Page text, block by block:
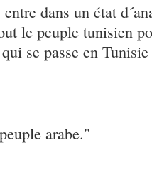
dans un état
le peuple tunisien
se passe en Tunisie
arabe."